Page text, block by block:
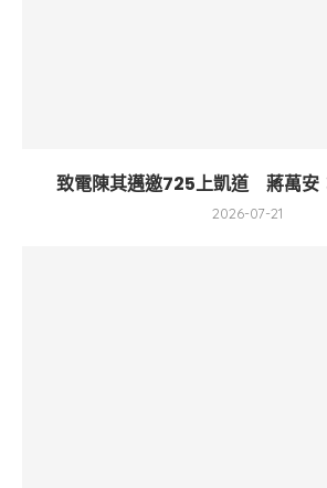
致電陳其邁邀725上凱道 蔣萬安
2026-07-21